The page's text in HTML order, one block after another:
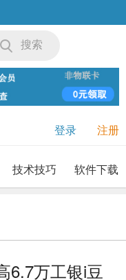
搜索
登录 注册
技术技巧 软件下载
6.7万工银i豆